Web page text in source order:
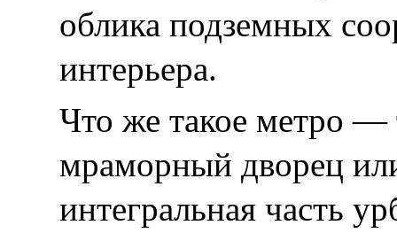
облика подземных
интерьера.
Что же такое метро —
мраморный дворец
интегральная часть